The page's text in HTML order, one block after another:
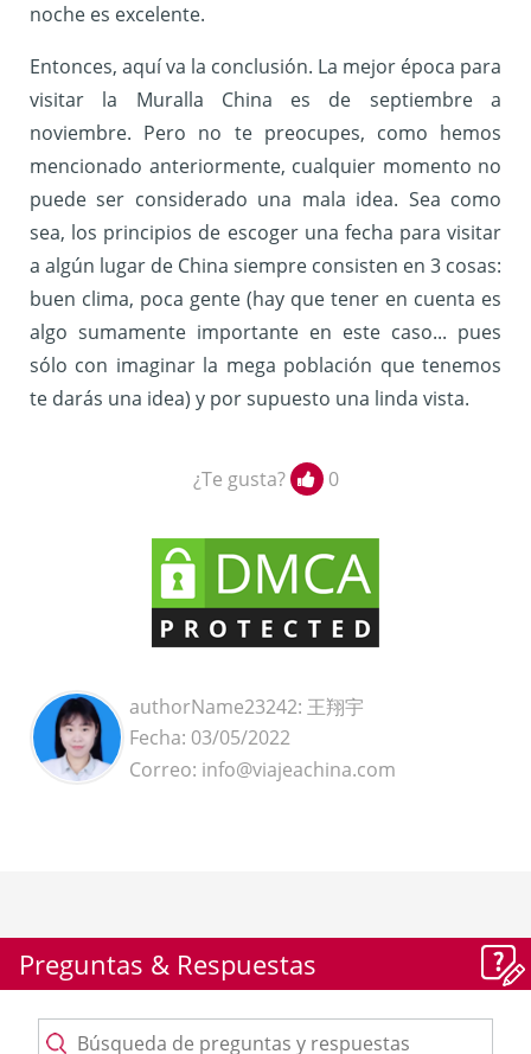
noche es excelente.
Entonces, aquí va la conclusión. La mejor época para
visitar la Muralla China es de septiembre a
noviembre. Pero no te preocupes, como hemos
mencionado anteriormente, cualquier momento no
puede ser considerado una mala idea. Sea como
sea, los principios de escoger una fecha para visitar
a algún lugar de China siempre consisten en 3 cosas:
buen clima, poca gente (hay que tener en cuenta es
algo sumamente importante en este caso... pues
sólo con imaginar la mega población que tenemos
te darás una idea) y por supuesto una linda vista.
authorName23242: 王翔宇
Fecha: 03/05/2022
Correo: info@viajeachina.com
¿Te gusta? 0
Preguntas & Respuestas